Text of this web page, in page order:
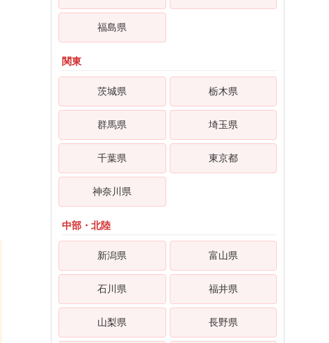
福島県
関東
茨城県 栃木県
群馬県 埼玉県
千葉県 東京都
神奈川県
中部・北陸
新潟県 富山県
石川県 福井県
山梨県 長野県